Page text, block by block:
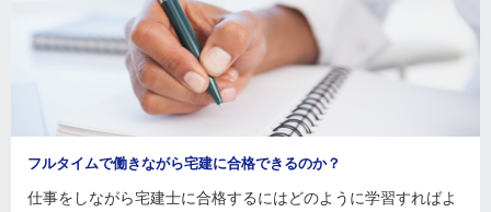
フルタイムで働きながら宅建に合格できるのか？
仕事をしながら宅建士に合格するにはどのように学習すればよ